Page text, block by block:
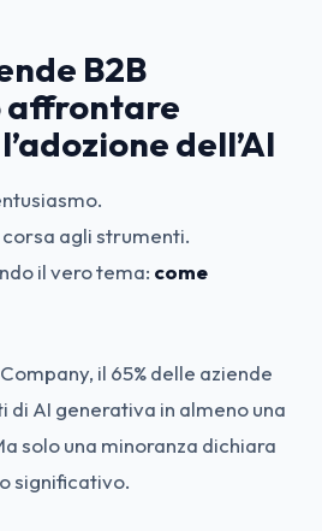
B2B
affrontare
dell’AI
agli strumenti.
il vero tema: come
il 65% delle aziende
di AI generativa in almeno una
solo una minoranza dichiara
significativo.